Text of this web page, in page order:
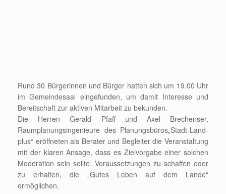
Rund 30 Bürgerinnen und Bürger hatten sich um 19.00 Uhr
im Gemeindesaal eingefunden, um damit Interesse und
Bereitschaft zur aktiven Mitarbeit zu bekunden.
Die Herren Gerald Pfaff und Axel Brechenser,
Raumplanungsingenieure des Planungsbüros„Stadt-Land-
plus“ eröffneten als Berater und Begleiter die Veranstaltung
mit der klaren Ansage, dass es Zielvorgabe einer solchen
Moderation sein sollte, Voraussetzungen zu schaffen oder
zu erhalten, die „Gutes Leben auf dem Lande“
ermöglichen.